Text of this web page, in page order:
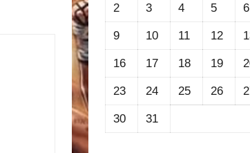
2 3 4 5 6
9 10 11 12
16 17 18 19
23 24 25 26
30 31